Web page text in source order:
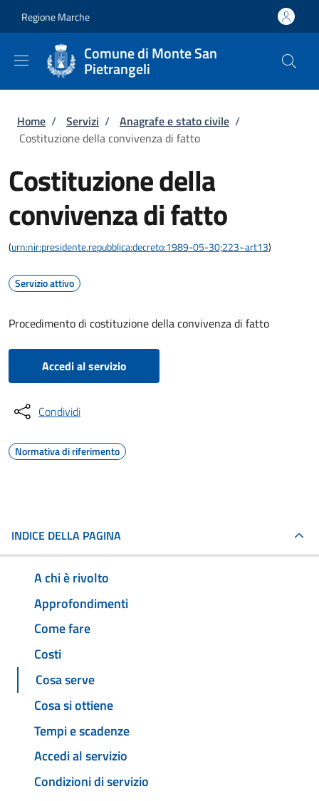
Regione Marche
Comune di Monte San
Pietrangeli
Briciole di pane
Home / Servizi / Anagrafe e stato civile /
Costituzione della convivenza di fatto
Costituzione della
convivenza di fatto
(urn:nir:presidente.repubblica:decreto:1989-05-30;223~art13)
Servizio attivo
Procedimento di costituzione della convivenza di fatto
Accedi al servizio
Condividi
Normativa di riferimento
INDICE DELLA PAGINA
A chi è rivolto
Approfondimenti
Come fare
Costi
Cosa serve
Cosa si ottiene
Tempi e scadenze
Accedi al servizio
Condizioni di servizio